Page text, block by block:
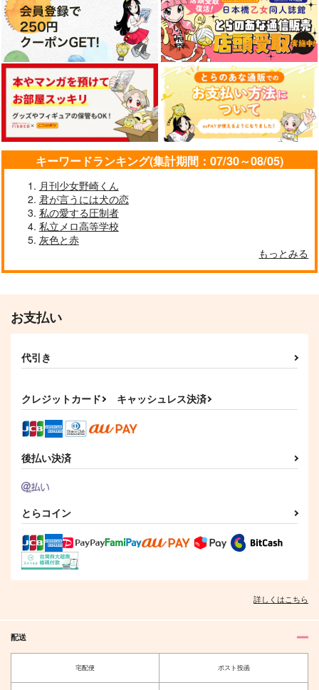
orin
どんぐりタルト
440円（税込）
早川アキ×天使の悪魔
サンプル
作品詳細
ぜんぶの後にのぞむも
の
あじまぐろ
787円（税込）
早川アキ×デンジ
サンプル
作品詳細
とんでもないモノを食
べたね？！
しらす丼
550円 （税込）
早川アキ×天使の悪魔
サンプル
作品詳細
てのひらのむこう 上
700円 （税込）
早川アキ×天使の悪魔
1,100円（税込）
早川アキ×天使の悪魔
じごくのはてまでさよ
うなら
858円（税込）
ア天かわいいBOOK１
おんせんたまご
ぺんてら
サンプル
カート
サンプル
カート
サンプル
カート
我々にアキ天を見せて
くれる吉田
早川アキ×天使の悪魔
In The Aquarium
専売 660円（税込）
木洩れ日の家
彼方の隣人
Orange Box
早川アキ×天使の悪魔
早川アキ×天使の悪魔
ア天かわいいBOOK１
（税込）
早川アキ×天使の悪魔
キーワードランキング(集計期間：07/30～08/05)
月刊少女野崎くん
君が言うには犬の恋
私の愛する圧制者
私立メロ高等学校
灰色と赤
もっとみる
お支払い
代引き
クレジットカード キャッシュレス決済
後払い決済
とらコイン
詳しくはこちら
配送
宅配便 ポスト投函